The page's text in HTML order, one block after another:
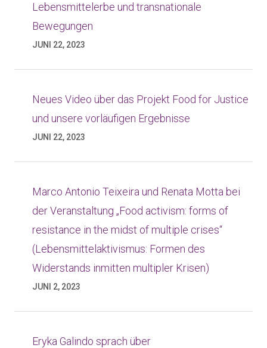
Lebensmittelerbe und transnationale
Bewegungen
JUNI 22, 2023
Neues Video über das Projekt Food for Justice
und unsere vorläufigen Ergebnisse
JUNI 22, 2023
Marco Antonio Teixeira und Renata Motta bei
der Veranstaltung „Food activism: forms of
resistance in the midst of multiple crises“
(Lebensmittelaktivismus: Formen des
Widerstands inmitten multipler Krisen)
JUNI 2, 2023
Eryka Galindo sprach über